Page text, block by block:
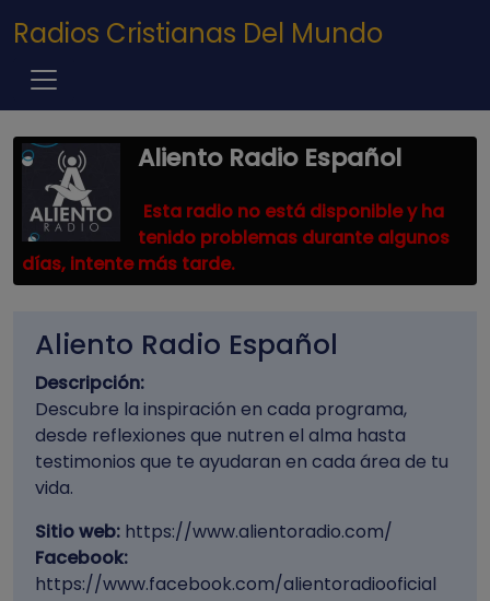
Pasar al contenido principal
Radios Cristianas Del Mundo
Aliento Radio Español
Esta radio no está disponible y ha
tenido problemas durante algunos
días, intente más tarde.
Aliento Radio Español
Descripción:
Descubre la inspiración en cada programa,
desde reflexiones que nutren el alma hasta
testimonios que te ayudaran en cada área de tu
vida.
Sitio web: https://www.alientoradio.com/
Facebook:
https://www.facebook.com/alientoradiooficial